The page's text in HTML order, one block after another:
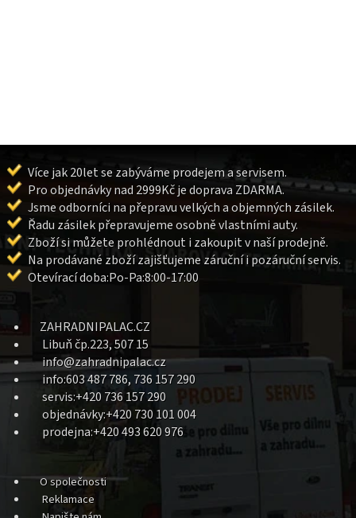
Více jak 20let se zabýváme prodejem a servisem.
Pro objednávky nad 2999Kč je doprava ZDARMA.
Jsme odborníci na přepravu velkých a objemných zásilek.
Řadu zásilek přepravujeme osobně vlastními auty.
Zboží si můžete prohlédnout i zakoupit v naší prodejně.
Na prodávané zboží zajišťujeme záruční i pozáruční servis.
Otevírací doba:Po-Pa:8:00-17:00
ZAHRADNIPALAC.CZ
Libuň čp.223, 507 15
info@zahradnipalac.cz
info:603 487 786, 736 157 290
servis:+420 736 157 290
objednávky:+420 730 101 004
prodejna:+420 493 620 976
O společnosti
Reklamace